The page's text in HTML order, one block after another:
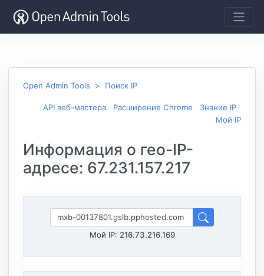
Open Admin Tools Поиск IP
API веб-мастера Расширение Chrome
Знание IP
Мой IP
Информация о гео-IP-
адресе: 67.231.157.217
Мой IP: 216.73.216.169